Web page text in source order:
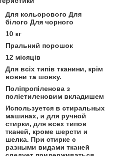
Для кольорового Для
білого Для чорного
10 кг
Пральний порошок
12 місяців
Для всіх типів тканини, крім
вовни та шовку.
Поліпропіленова з
поліетиленовим вкладишем
Используется в стиральных
машинах, и для ручной
стирки, для всех типов
тканей, кроме шерсти и
шелка. При стирке с
разными видами тканей